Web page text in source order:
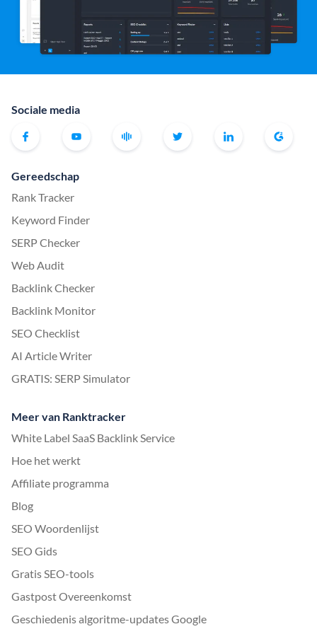
Sociale media
Gereedschap
Rank Tracker
Keyword Finder
SERP Checker
Web Audit
Backlink Checker
Backlink Monitor
SEO Checklist
AI Article Writer
GRATIS: SERP Simulator
Meer van Ranktracker
White Label SaaS Backlink Service
Hoe het werkt
Affiliate programma
Blog
SEO Woordenlijst
SEO Gids
Gratis SEO-tools
Gastpost Overeenkomst
Geschiedenis algoritme-updates Google